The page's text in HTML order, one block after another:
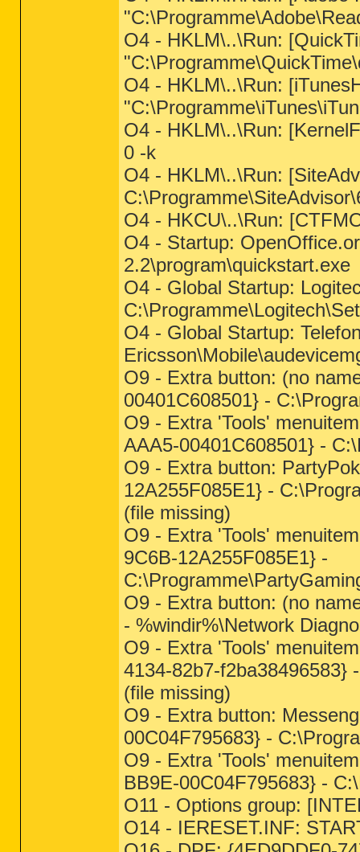
O4 - HKLM\..\Run:
O4 - HKLM\..\Run:
O4 - HKLM\..\Run:
0 -k
O4 - HKLM\..\Run:
O4 - HKCU\..\Run:
O4 - Startup:
2.2\program\quickstart.exe
O4 - Global Startup:
O4 - Global Startup:
O9 - Extra button: (no
00401C608501} -
O9 - Extra 'Tools'
AAA5-00401C608501} -
O9 - Extra button:
12A255F085E1} -
(file missing)
O9 - Extra 'Tools'
9C6B-12A255F085E1} -
O9 - Extra button: (no
- %windir%\Network
O9 - Extra 'Tools'
4134-82b7-f2ba38496583}
(file missing)
O9 - Extra button:
00C04F795683} -
O9 - Extra 'Tools'
BB9E-00C04F795683} -
O11 - Options group:
O14 - IERESET.INF: